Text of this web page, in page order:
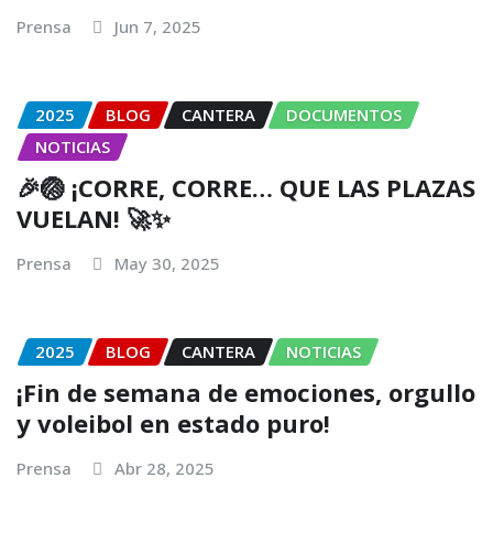
Prensa Jun 7, 2025
2025 BLOG CANTERA
DOCUMENTOS
NOTICIAS
🎉🏐 ¡CORRE, CORRE… QUE LAS PLAZAS
VUELAN! 🚀✨
Prensa May 30, 2025
2025 BLOG CANTERA NOTICIAS
¡Fin de semana de emociones, orgullo
y voleibol en estado puro!
Prensa Abr 28, 2025